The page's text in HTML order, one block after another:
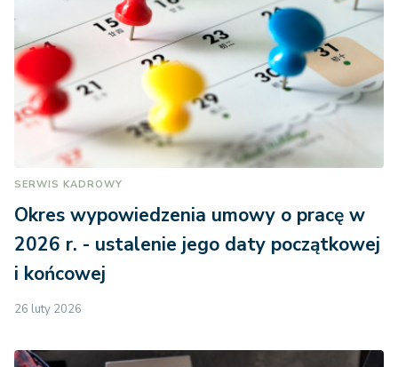
SERWIS KADROWY
Okres wypowiedzenia umowy o pracę w
2026 r. - ustalenie jego daty początkowej
i końcowej
26 luty 2026